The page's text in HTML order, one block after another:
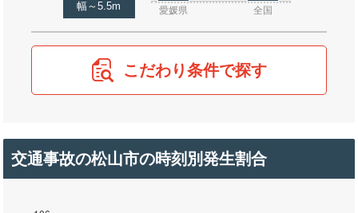
幅～5.5m 愛媛県 全国
こだわり条件で探す
交通事故の松山市の時刻別発生割合